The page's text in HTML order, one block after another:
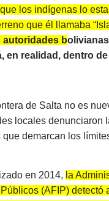
los indígenas lo
que él llamaba
autoridades
en realidad, dentro
de Salta no es
locales denunciaron
demarcan los
en 2014, la
(AFIP) detectó